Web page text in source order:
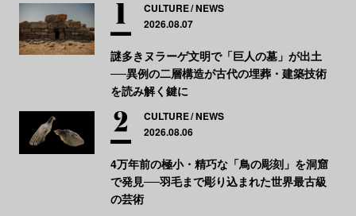
CULTURE NEWS
2026.08.07
謎多きヌラーゲ文明で「巨人の墓」が出土
──異例の二層構造が古代の埋葬・建築技術
を読み解く鍵に
CULTURE NEWS
2026.08.06
4万年前の極小・精巧な「鳥の彫刻」を洞窟
で発見──羽毛まで彫り込まれた世界最古級
の芸術